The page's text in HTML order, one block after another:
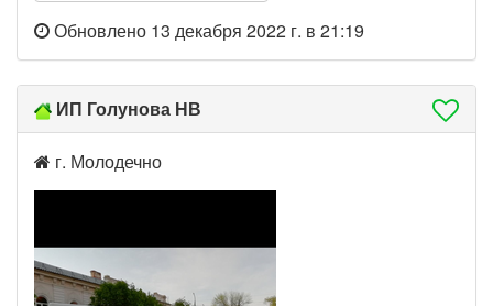
Обновлено 13 декабря 2022 г. в 21:19
ИП Голунова НВ
г. Молодечно